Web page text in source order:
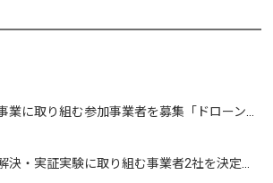
岡山市が協働で実証事業に取り組む参加事業者を募集「ドローンを活用した沿岸部への避難情報伝達の検証」など
豊橋市が協働で課題解決・実証実験に取り組む事業者2社を決定｜実証テーマは「地域包括支援センターの業務マニュアル整備」と「給食注文管理のシステム化」